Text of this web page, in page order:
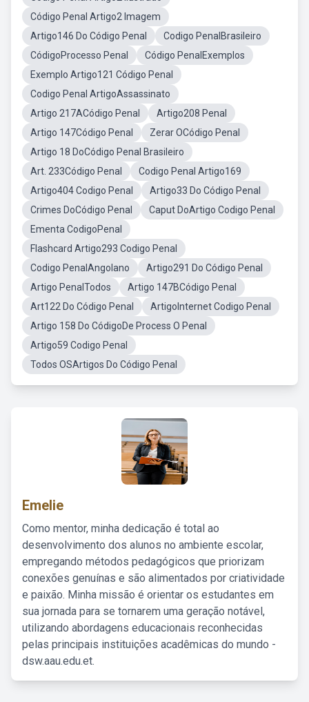
Código Penal Artigo2 Imagem
Artigo146 Do Código Penal
Codigo PenalBrasileiro
CódigoProcesso Penal
Código PenalExemplos
Exemplo Artigo121 Código Penal
Codigo Penal ArtigoAssassinato
Artigo 217ACódigo Penal
Artigo208 Penal
Artigo 147Código Penal
Zerar OCódigo Penal
Artigo 18 DoCódigo Penal Brasileiro
Art. 233Código Penal
Codigo Penal Artigo169
Artigo404 Codigo Penal
Artigo33 Do Código Penal
Crimes DoCódigo Penal
Caput DoArtigo Codigo Penal
Ementa CodigoPenal
Flashcard Artigo293 Codigo Penal
Codigo PenalAngolano
Artigo291 Do Código Penal
Artigo PenalTodos
Artigo 147BCódigo Penal
Art122 Do Código Penal
ArtigoInternet Codigo Penal
Artigo 158 Do CódigoDe Process O Penal
Artigo59 Codigo Penal
Todos OSArtigos Do Código Penal
Emelie
Como mentor, minha dedicação é total ao
desenvolvimento dos alunos no ambiente escolar,
empregando métodos pedagógicos que priorizam
conexões genuínas e são alimentados por criatividade
e paixão. Minha missão é orientar os estudantes em
sua jornada para se tornarem uma geração notável,
utilizando abordagens educacionais reconhecidas
pelas principais instituições acadêmicas do mundo -
dsw.aau.edu.et.